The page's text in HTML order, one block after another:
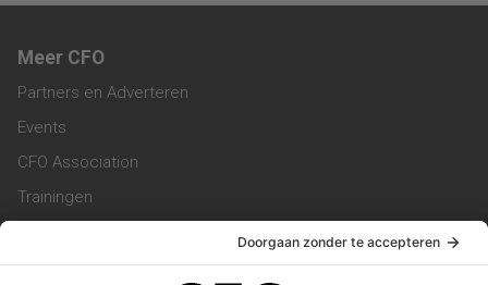
Meer CFO
Partners en Adverteren
Events
CFO Association
Trainingen
Vacatures